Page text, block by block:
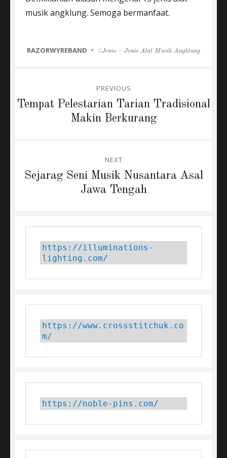
musik angklung. Semoga bermanfaat.
CATEGORIES
RAZORWYREBAND Tags
Jenis – Jenis Alat Musik Angklung
navigation
PREVIOUS
Previous
Tempat Pelestarian Tarian Tradisional
Makin Berkurang
NEXT
Next
Sejarag Seni Musik Nusantara Asal
Jawa Tengah
https://illuminations-
lighting.com/
https://www.crossstitchuk.co
m/
https://noble-pins.com/